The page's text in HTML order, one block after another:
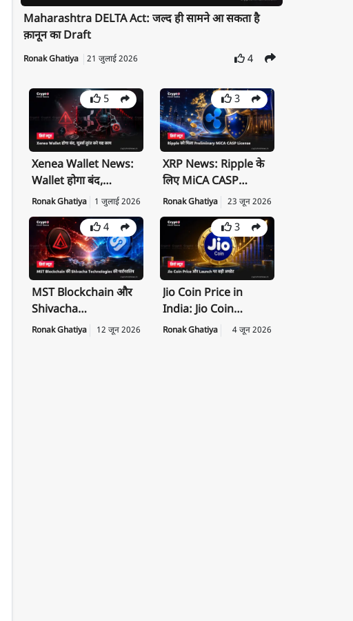
Maharashtra DELTA Act: जल्द ही सामने आ सकता है
क़ानून का Draft
Ronak Ghatiya 21 जुलाई 2026 4
5
Xenea Wallet News:
Wallet होगा बंद,
Private Key तुरंत करें
Export
Ronak Ghatiya 1 जुलाई 2026
3
XRP News: Ripple के
लिए MiCA CASP
License क्यों है बड़ी
उपलब्धि
Ronak Ghatiya 23 जून 2026
4
MST Blockchain और
Shivacha
Technologies के बीच
Ronak Ghatiya 12 जून 2026
3
Jio Coin Price in
India: Jio Coin
Launch Date, Price
Ronak Ghatiya 4 जून 2026